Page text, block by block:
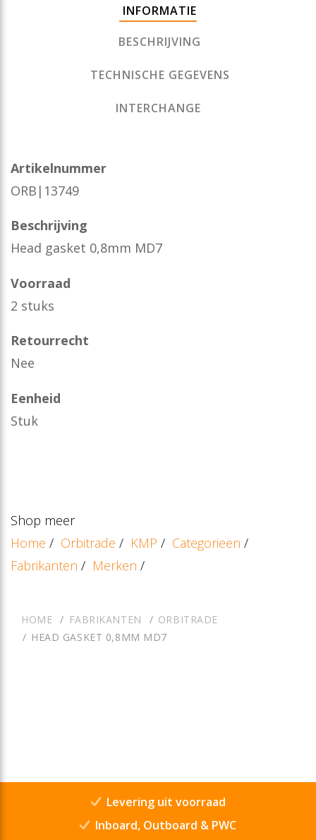
INFORMATIE
BESCHRIJVING
TECHNISCHE GEGEVENS
INTERCHANGE
Artikelnummer
ORB|13749
Beschrijving
Head gasket 0,8mm MD7
Voorraad
2 stuks
Retourrecht
Nee
Eenheid
Stuk
Shop meer
Home / Orbitrade / KMP / Categorieën /
Fabrikanten / Merken /
HOME FABRIKANTEN
ORBITRADE
HEAD GASKET 0,8MM MD7
Levering uit voorraad
Inboard, Outboard & PWC